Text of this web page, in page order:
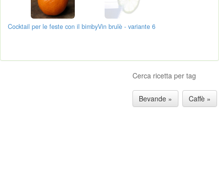
Cocktail per le feste con il bimbyVin brulè - variante 6
Cerca ricetta per tag
Bevande » Caffè »